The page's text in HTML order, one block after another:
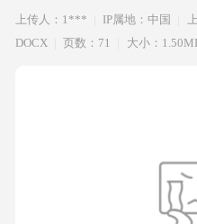
上传人：1*** IP属地：中国
DOCX
页数：71 大小：